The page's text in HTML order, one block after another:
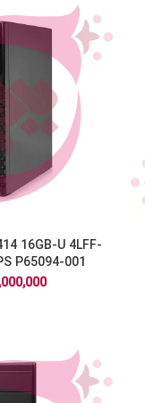
16GB-U 4LFF-
P65094-001